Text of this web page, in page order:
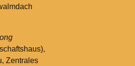
Zentrales